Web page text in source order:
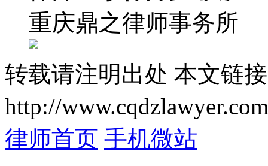
重庆鼎之律师事务所
转载请注明出处 本文链
http://
律师首页 手机微站